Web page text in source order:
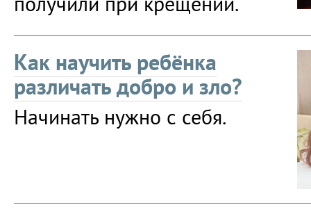
Как научить ребёнка
различать добро и зло?
Начинать нужно с себя.